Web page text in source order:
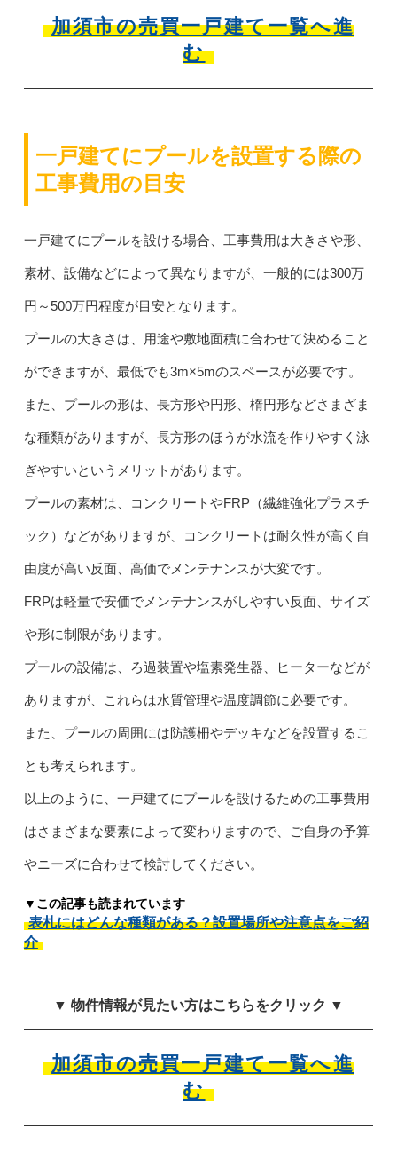
加須市の売買一戸建て一覧へ進
む
一戸建てにプールを設置する際の
工事費用の目安
一戸建てにプールを設ける場合、工事費用は大きさや形、
素材、設備などによって異なりますが、一般的には300万
円～500万円程度が目安となります。
プールの大きさは、用途や敷地面積に合わせて決めること
ができますが、最低でも3m×5mのスペースが必要です。
また、プールの形は、長方形や円形、楕円形などさまざま
な種類がありますが、長方形のほうが水流を作りやすく泳
ぎやすいというメリットがあります。
プールの素材は、コンクリートやFRP（繊維強化プラスチ
ック）などがありますが、コンクリートは耐久性が高く自
由度が高い反面、高価でメンテナンスが大変です。
FRPは軽量で安価でメンテナンスがしやすい反面、サイズ
や形に制限があります。
プールの設備は、ろ過装置や塩素発生器、ヒーターなどが
ありますが、これらは水質管理や温度調節に必要です。
また、プールの周囲には防護柵やデッキなどを設置するこ
とも考えられます。
以上のように、一戸建てにプールを設けるための工事費用
はさまざまな要素によって変わりますので、ご自身の予算
やニーズに合わせて検討してください。
▼この記事も読まれています
表札にはどんな種類がある？設置場所や注意点をご紹
介
▼ 物件情報が見たい方はこちらをクリック ▼
加須市の売買一戸建て一覧へ進
む